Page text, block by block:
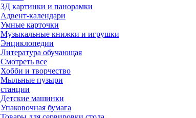
3Д картинки и панорамки
Адвент-календари
Умные карточки
Музыкальные книжки и игрушки
Энциклопедии
Литература обучающая
Смотреть все
Хобби и творчество
Мыльные пузыри
станции
Детские машинки
Упаковочная бумага